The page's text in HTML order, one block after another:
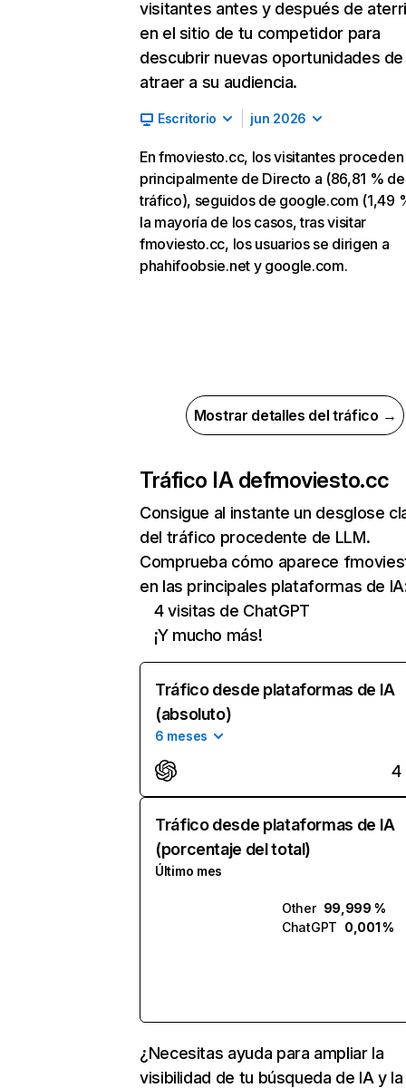
visitantes antes y después de
en el sitio de tu competidor para
descubrir nuevas oportunidades de
atraer a su audiencia.
Escritorio jun 2026
En fmoviesto.cc, los visitantes proceden
principalmente de Directo a (86,81 % de
tráfico), seguidos de google.com (1,49
la mayoría de los casos, tras visitar
fmoviesto.cc, los usuarios se dirigen a
phahifoobsie.net y google.com.
Mostrar detalles del tráfico →
Tráfico IA defmoviesto.cc
Consigue al instante un desglose
del tráfico procedente de LLM.
Comprueba cómo aparece
en las principales plataformas de
4 visitas de ChatGPT
¡Y mucho más!
Tráfico desde plataformas de IA
(absoluto)
6 meses
4
Tráfico desde plataformas de IA
(porcentaje del total)
Último mes
Other 99,999 %
ChatGPT 0,001 %
¿Necesitas ayuda para ampliar la
visibilidad de tu búsqueda de IA y la